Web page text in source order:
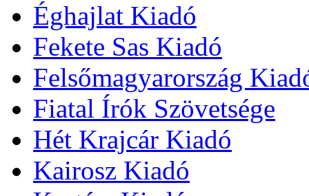
Éghajlat Kiadó
Fekete Sas Kiadó
Felsőmagyarország
Fiatal Írók Szövetsége
Hét Krajcár Kiadó
Kairosz Kiadó